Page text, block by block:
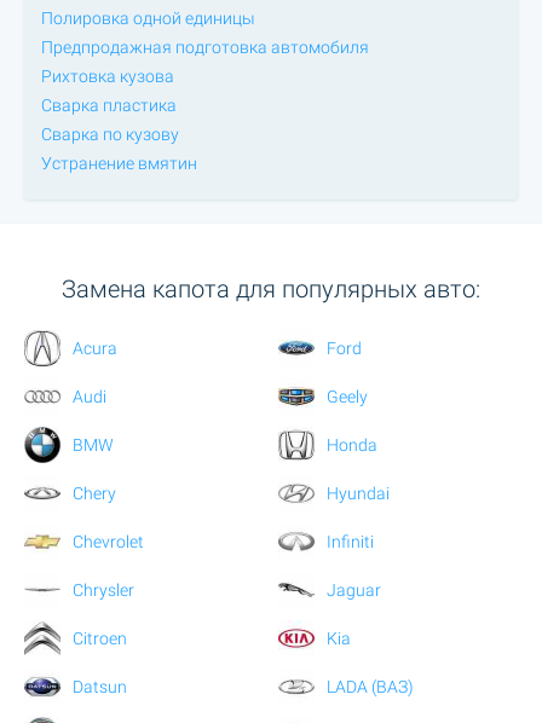
Полировка одной единицы
Предпродажная подготовка автомобиля
Рихтовка кузова
Сварка пластика
Сварка по кузову
Устранение вмятин
Замена капота для популярных авто:
Acura
Audi
BMW
Chery
Chevrolet
Chrysler
Citroen
Datsun
Ford
Geely
Honda
Hyundai
Infiniti
Jaguar
Kia
LADA (ВАЗ)